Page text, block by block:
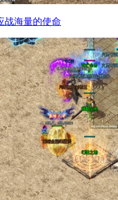
战海量的使命